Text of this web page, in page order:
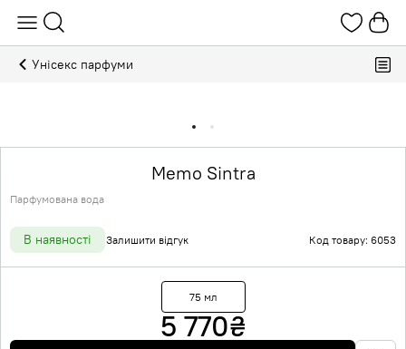
Унісекс парфуми
Memo Sintra
Парфумована вода
В наявності Залишити відгук Код товару: 6053
75 мл
5 770₴